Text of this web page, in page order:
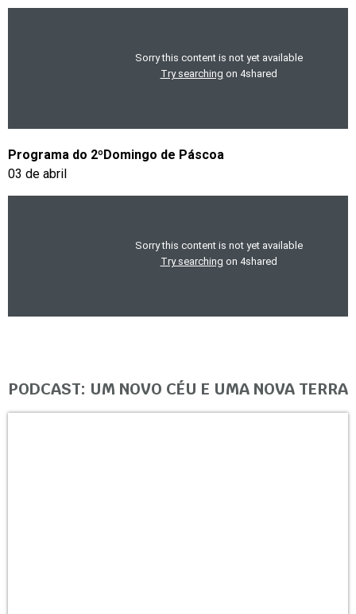
Programa do 2ºDomingo de Páscoa
03 de abril
PODCAST: UM NOVO CÉU E UMA NOVA TERRA